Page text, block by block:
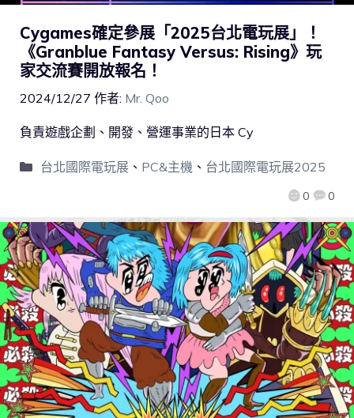
Cygames確定參展「2025台北電玩展」！
《Granblue Fantasy Versus: Rising》玩
家交流賽開放報名！
2024/12/27 作者: Mr. Qoo
0 0
負責遊戲企劃、開發、營運事業的日本 Cy
台北國際電玩展、 PC&主機、 台北國際電玩展2025